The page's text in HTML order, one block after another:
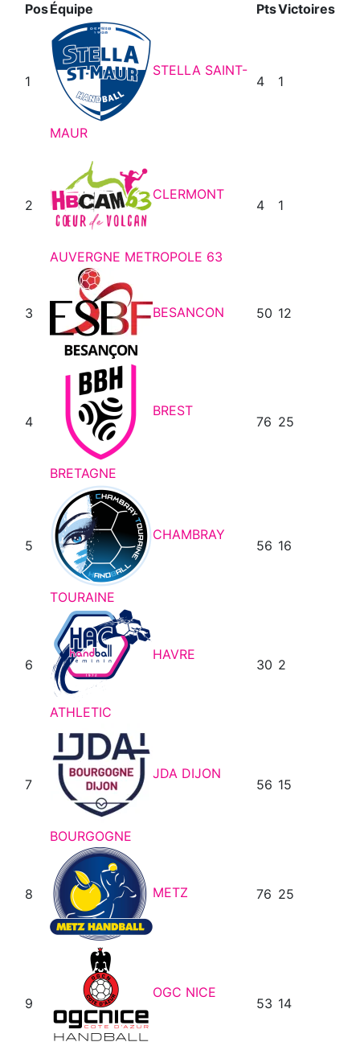
PosÉquipe PtsVictoires
1
STELLA SAINT-
MAUR
4 1
2
CLERMONT
AUVERGNE METROPOLE 63
4 1
3 BESANCON 50 12
4
BREST
BRETAGNE
76 25
5
CHAMBRAY
TOURAINE
56 16
6
HAVRE
ATHLETIC
30 2
7
JDA DIJON
BOURGOGNE
56 15
8 METZ 76 25
9
OGC NICE
53 14